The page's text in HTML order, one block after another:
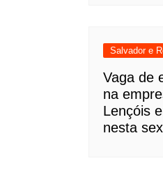
Salvador e
Vaga de
na
Lençóis
nesta